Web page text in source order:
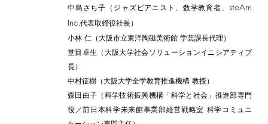
中島さち子（ジャズピアニスト、数学教育者、 steAm
Inc.代表取締役社長）
小林 仁（大阪市立東洋陶磁美術館 学芸課長代理）
堂目卓生（大阪大学社会ソリューションイニシアティブ
長）
中村征樹（大阪大学全学教育推進機構 教授）
森田由子（科学技術振興機構「科学と社会」推進部専門
役／前日本科学未来館事業部経営戦略室 科学コミュニ